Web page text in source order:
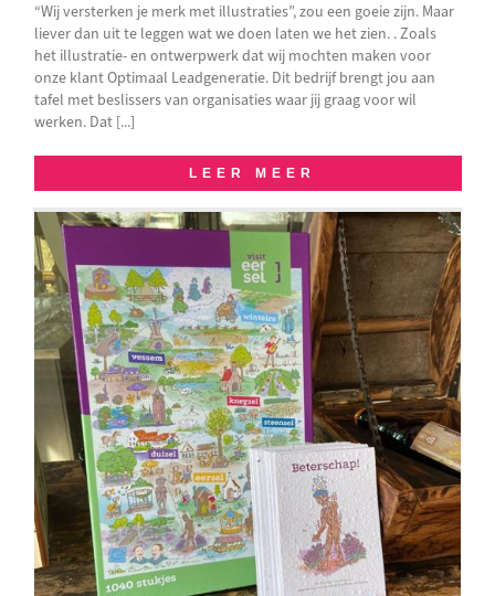
“Wij versterken je merk met illustraties”, zou een goeie zijn. Maar
liever dan uit te leggen wat we doen laten we het zien. . Zoals
het illustratie- en ontwerpwerk dat wij mochten maken voor
onze klant Optimaal Leadgeneratie. Dit bedrijf brengt jou aan
tafel met beslissers van organisaties waar jij graag voor wil
werken. Dat [...]
LEER MEER